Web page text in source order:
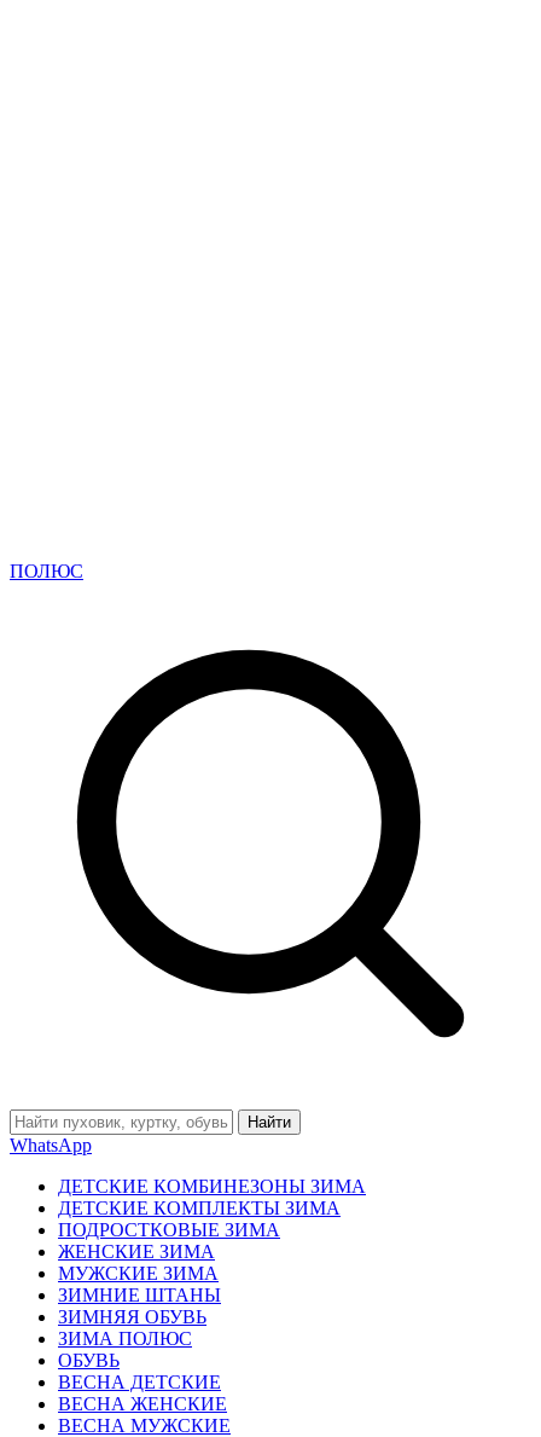
ПОЛЮС
Найти
WhatsApp
ДЕТСКИЕ КОМБИНЕЗОНЫ ЗИМА
ДЕТСКИЕ КОМПЛЕКТЫ ЗИМА
ПОДРОСТКОВЫЕ ЗИМА
ЖЕНСКИЕ ЗИМА
МУЖСКИЕ ЗИМА
ЗИМНИЕ ШТАНЫ
ЗИМНЯЯ ОБУВЬ
ЗИМА ПОЛЮС
ОБУВЬ
ВЕСНА ДЕТСКИЕ
ВЕСНА ЖЕНСКИЕ
ВЕСНА МУЖСКИЕ